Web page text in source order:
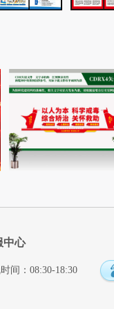
中心
间：08:30-18:30